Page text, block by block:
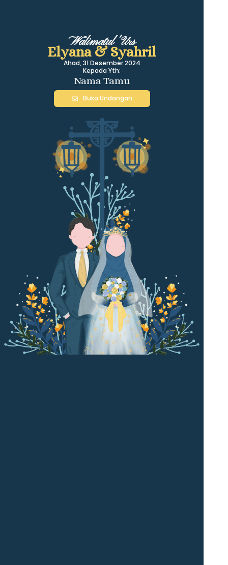
Walimatul 'Urs
Elyana & Syahril
Ahad, 31 Desember 2024
Kepada Yth:
Nama Tamu
Buka Undangan